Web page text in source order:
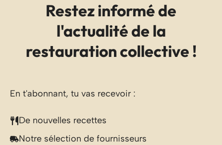
Restez informé de
l'actualité de la
restauration collective !
En t'abonnant, tu vas recevoir :
De nouvelles recettes
Notre sélection de fournisseurs